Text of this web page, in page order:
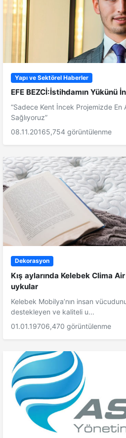
Yapı ve Sektörel Haberler
EFE BEZCİ:İstihdamın Yükünü
“Sadece Kent İncek Projemizde
Sağlıyoruz”
08.11.20165,754 görüntülenme
Dekorasyon
Kış aylarında Kelebek Clima
uykular
Kelebek Mobilya’nın insan
destekleyen ve kaliteli u...
01.01.19706,470 görüntülenme